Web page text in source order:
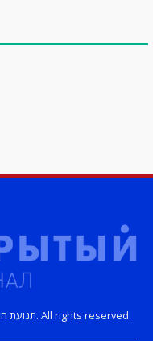
Copyright © Открытый телеканал. תנועת הערבות. All rights reserved.